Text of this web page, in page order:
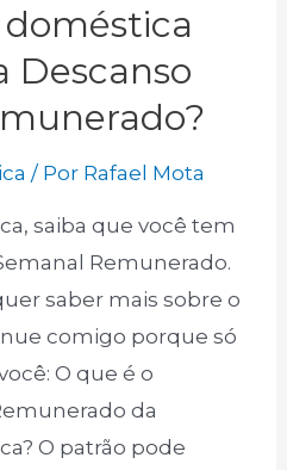
Descanso
/ Por Rafael Mota
saiba que você tem
Remunerado.
saber mais sobre o
comigo porque só
O que é o
da
O patrão pode